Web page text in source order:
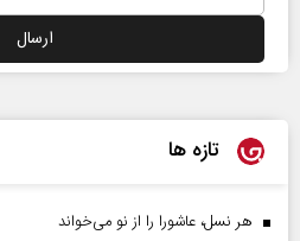
تازه ها
هر نسل، عاشورا را از نو می‌خواند